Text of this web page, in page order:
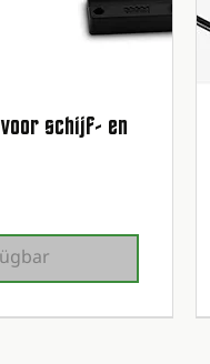
schijf- en